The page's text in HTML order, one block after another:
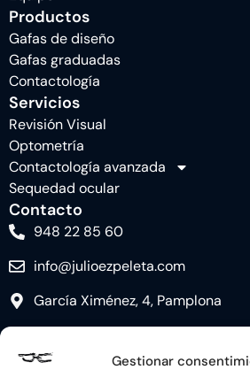
Gestionar
Productos
Gafas de diseño
Gafas graduadas
Contactología
Servicios
Revisión Visual
Optometría
Contactología avanzada
Sequedad ocular
Contacto
948 22 85 60
info@julioezpeleta.com
García Ximénez, 4, Pamplona